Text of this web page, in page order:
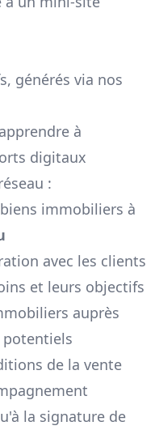
générés via nos
à
digitaux
:
immobiliers à
avec les clients
et leurs objectifs
auprès
potentiels
de la vente
la signature de